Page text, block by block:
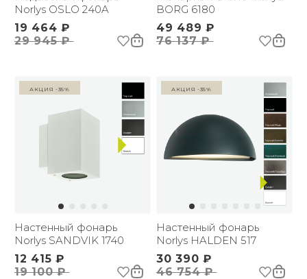
Norlys OSLO 240A
19 464 ₽
29 945 ₽
BORG 6180
49 489 ₽
76 137 ₽
Акция -35%
Настенный фонарь
Norlys SANDVIK 1740
12 415 ₽
19 100 ₽
Акция -35%
Настенный фонарь
Norlys HALDEN 517
30 390 ₽
46 754 ₽